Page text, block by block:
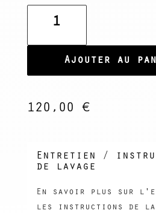
Ajouter au
120,00 €
Entretien /
de lavage
En savoir plus sur
les instructions de